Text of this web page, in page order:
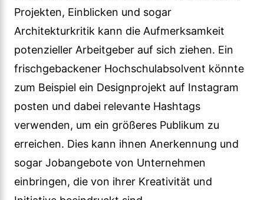
Projekten, Einblicken und sogar
Architekturkritik kann die Aufmerksamkeit
potenzieller Arbeitgeber auf sich ziehen. Ein
frischgebackener Hochschulabsolvent könnte
zum Beispiel ein Designprojekt auf Instagram
posten und dabei relevante Hashtags
verwenden, um ein größeres Publikum zu
erreichen. Dies kann ihnen Anerkennung und
sogar Jobangebote von Unternehmen
einbringen, die von ihrer Kreativität und